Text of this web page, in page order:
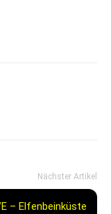
Nächster Artikel
– Elfenbeinküste